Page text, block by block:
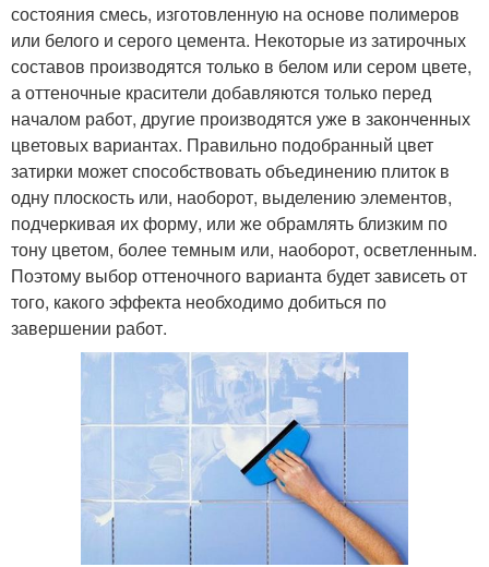
состояния смесь, изготовленную на основе полимеров
или белого и серого цемента. Некоторые из затирочных
составов производятся только в белом или сером цвете,
а оттеночные красители добавляются только перед
началом работ, другие производятся уже в законченных
цветовых вариантах. Правильно подобранный цвет
затирки может способствовать объединению плиток в
одну плоскость или, наоборот, выделению элементов,
подчеркивая их форму, или же обрамлять близким по
тону цветом, более темным или, наоборот, осветленным.
Поэтому выбор оттеночного варианта будет зависеть от
того, какого эффекта необходимо добиться по
завершении работ.